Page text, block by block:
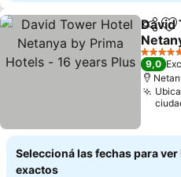
David
16
5
9,0
Seleccioná las fechas para
exactos